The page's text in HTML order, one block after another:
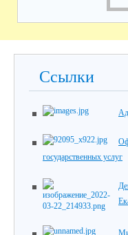
Ссылки
государственных услуг